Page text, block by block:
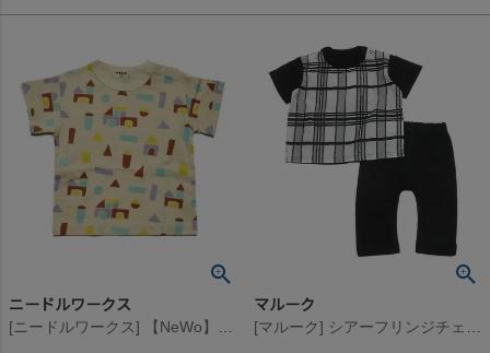
ニードルワークス
[ニードルワークス] 【NeWo】つみき総柄Tシャツ オフホワイト
マルーク
[マルーク] シアーフリンジチェックbabyセット クロ系(24)